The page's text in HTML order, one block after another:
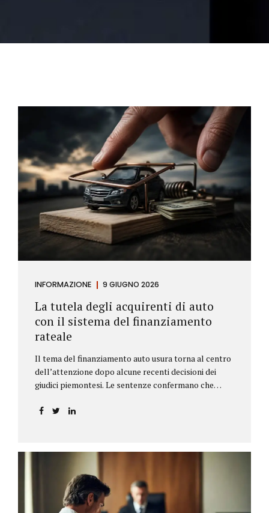
INFORMAZIONE 9 GIUGNO 2026
La tutela degli acquirenti di auto
con il sistema del finanziamento
rateale
Il tema del finanziamento auto usura torna al centro
dell’attenzione dopo alcune recenti decisioni dei
giudici piemontesi. Le sentenze confermano che
incidere sul calcolo del tasso effettivo e aprire la